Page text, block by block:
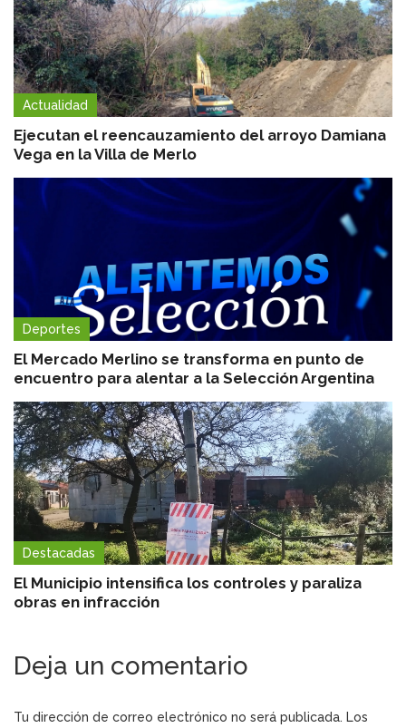
Actualidad
Ejecutan el reencauzamiento del arroyo Damiana
Vega en la Villa de Merlo
Deportes
El Mercado Merlino se transforma en punto de
encuentro para alentar a la Selección Argentina
Destacadas
El Municipio intensifica los controles y paraliza
obras en infracción
Deja un comentario
Tu dirección de correo electrónico no será publicada. Los